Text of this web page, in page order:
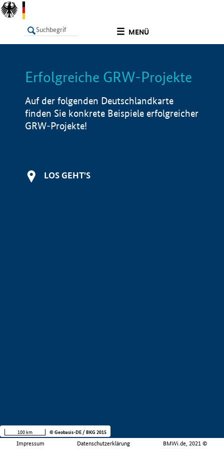
MENÜ
LISTE Info
Erfolgreiche GRW-Projekte
Auf der folgenden Deutschlandkarte
finden Sie konkrete Beispiele erfolgreicher
GRW-Projekte!
LOS GEHT'S
Impressum Datenschutzerklärung BMWi.de, 2021 ©
100 km © Geobasis-DE / BKG 2015